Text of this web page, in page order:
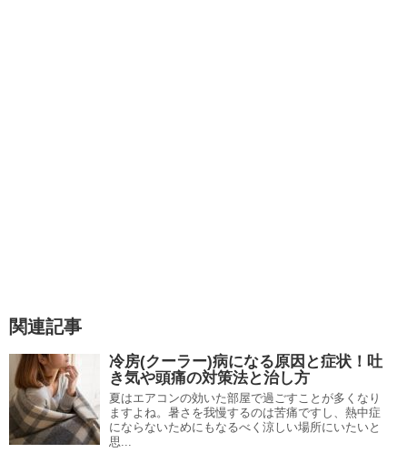
関連記事
冷房(クーラー)病になる原因と症状！吐
き気や頭痛の対策法と治し方
夏はエアコンの効いた部屋で過ごすことが多くなり
ますよね。暑さを我慢するのは苦痛ですし、熱中症
にならないためにもなるべく涼しい場所にいたいと
思...